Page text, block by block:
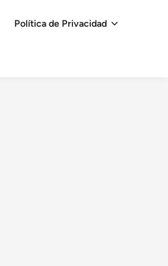
Política de Privacidad